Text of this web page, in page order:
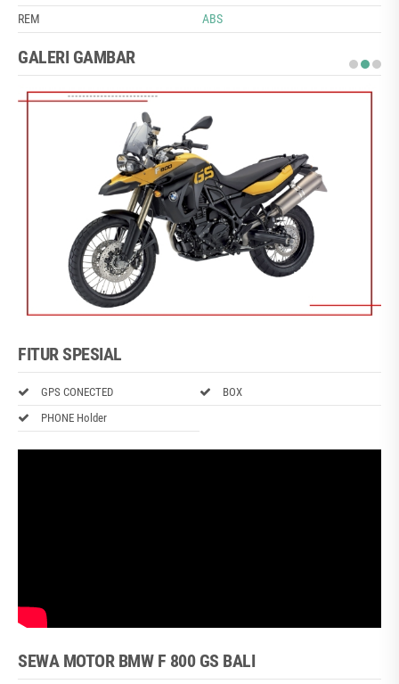
REM
ABS
GALERI GAMBAR
FITUR SPESIAL
GPS CONECTED
BOX
PHONE Holder
SEWA MOTOR BMW F 800 GS BALI